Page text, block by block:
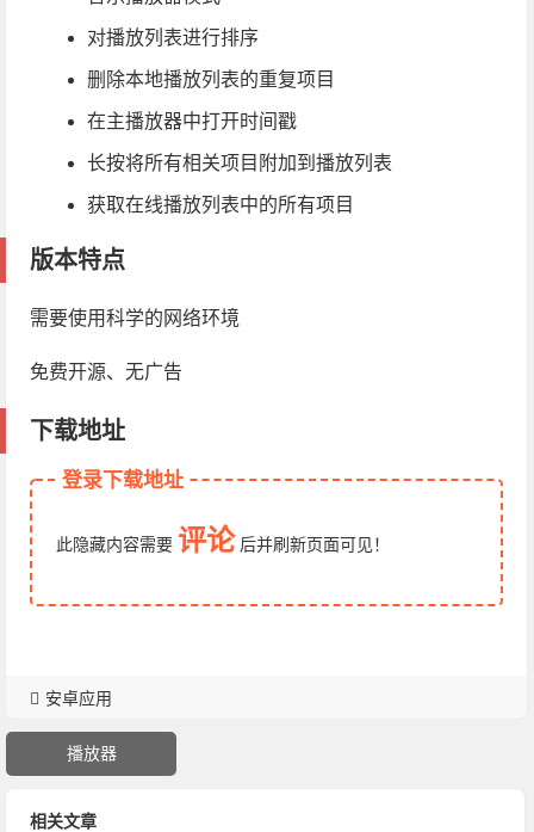
对播放列表进行排序
删除本地播放列表的重复项目
在主播放器中打开时间戳
长按将所有相关项目附加到播放列表
获取在线播放列表中的所有项目
版本特点
需要使用科学的网络环境
免费开源、无广告
下载地址
登录下载地址
此隐藏内容需要 评论后并刷新页面可见！
安卓应用
播放器
相关文章